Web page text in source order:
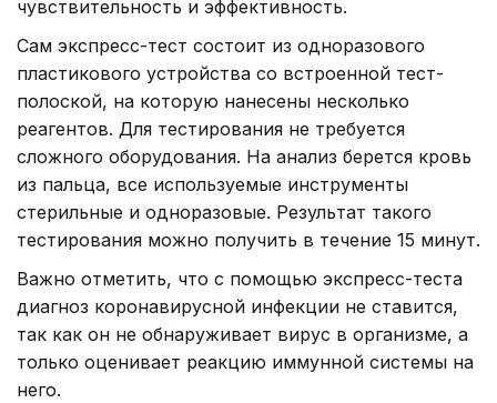
чувствительность и эффективность.
Сам экспресс-тест состоит из одноразового
пластикового устройства со встроенной тест-
полоской, на которую нанесены несколько
реагентов. Для тестирования не требуется
сложного оборудования. На анализ берется кровь
из пальца, все используемые инструменты
стерильные и одноразовые. Результат такого
тестирования можно получить в течение 15 минут.
Важно отметить, что с помощью экспресс-теста
диагноз коронавирусной инфекции не ставится,
так как он не обнаруживает вирус в организме, а
только оценивает реакцию иммунной системы на
него.